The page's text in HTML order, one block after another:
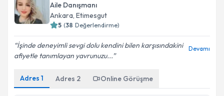
Aile Danışmanı
Ankara, Etimesgut
5 (38 Değerlendirme)
İşinde deneyimli sevgi dolu kendini bilen karşısındakini
afiyetle tanımlayan yavrunuzu...
Devamı
Adres 1 Adres 2 Online Görüşme